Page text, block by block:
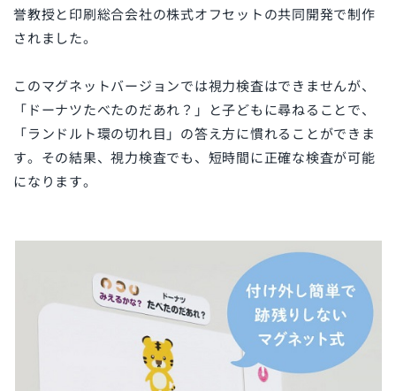
誉教授と印刷総合会社の株式オフセットの共同開発で制作
されました。
このマグネットバージョンでは視力検査はできませんが、
「ドーナツたべたのだあれ？」と子どもに尋ねることで、
「ランドルト環の切れ目」の答え方に慣れることができま
す。その結果、視力検査でも、短時間に正確な検査が可能
になります。